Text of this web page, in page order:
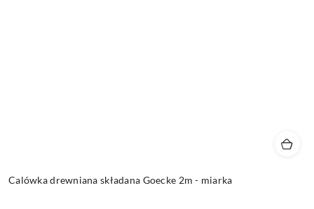
Calówka drewniana składana Goecke 2m - miarka